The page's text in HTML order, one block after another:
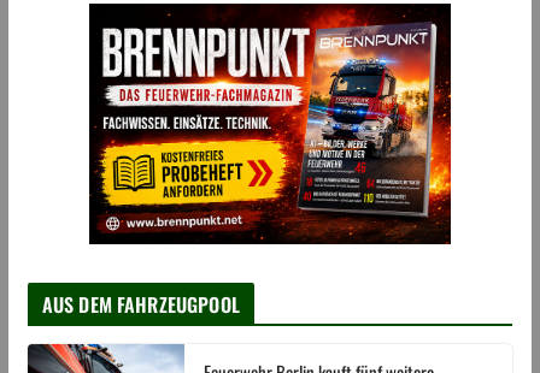
AUS DEM FAHRZEUGPOOL